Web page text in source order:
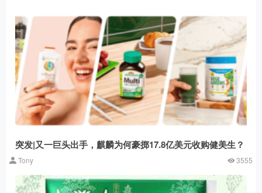
突发|又一巨头出手，麒麟为何豪掷17.8亿美元收购健美生？
Tony 3555